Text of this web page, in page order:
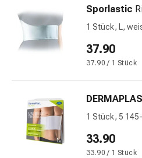
Verbandwechsel-
Wundauflagen
Wundbehandlung
Wundsprays
kleber
Ziehsalbe
Tupfer
Sporlastic
1 Stück, L,
37.90
37.90 / 1 Stück
1 Stück, 5
33.90
33.90 / 1 Stück